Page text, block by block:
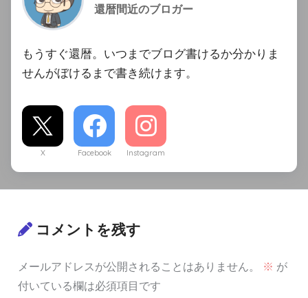
還暦間近のブロガー
もうすぐ還暦。いつまでブログ書けるか分かりま
せんがぼけるまで書き続けます。
X Facebook Instagram
コメントを残す
メールアドレスが公開されることはありません。 ※ が
付いている欄は必須項目です